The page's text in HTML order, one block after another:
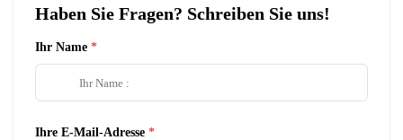
Haben Sie Fragen? Schreiben Sie uns!
Ihr Name
Ihre E-Mail-Adresse